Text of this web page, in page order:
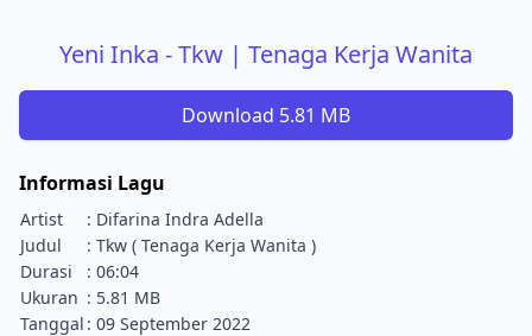
Yeni Inka - Tkw | Tenaga Kerja Wanita
Download 5.81 MB
Informasi Lagu
Artist
: Difarina Indra Adella
Judul
: Tkw ( Tenaga Kerja Wanita )
Durasi
: 06:04
Ukuran : 5.81 MB
Tanggal : 09 September 2022